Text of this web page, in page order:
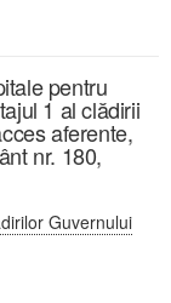
pentru
1 al clădirii
aferente,
nr. 180,
Guvernului